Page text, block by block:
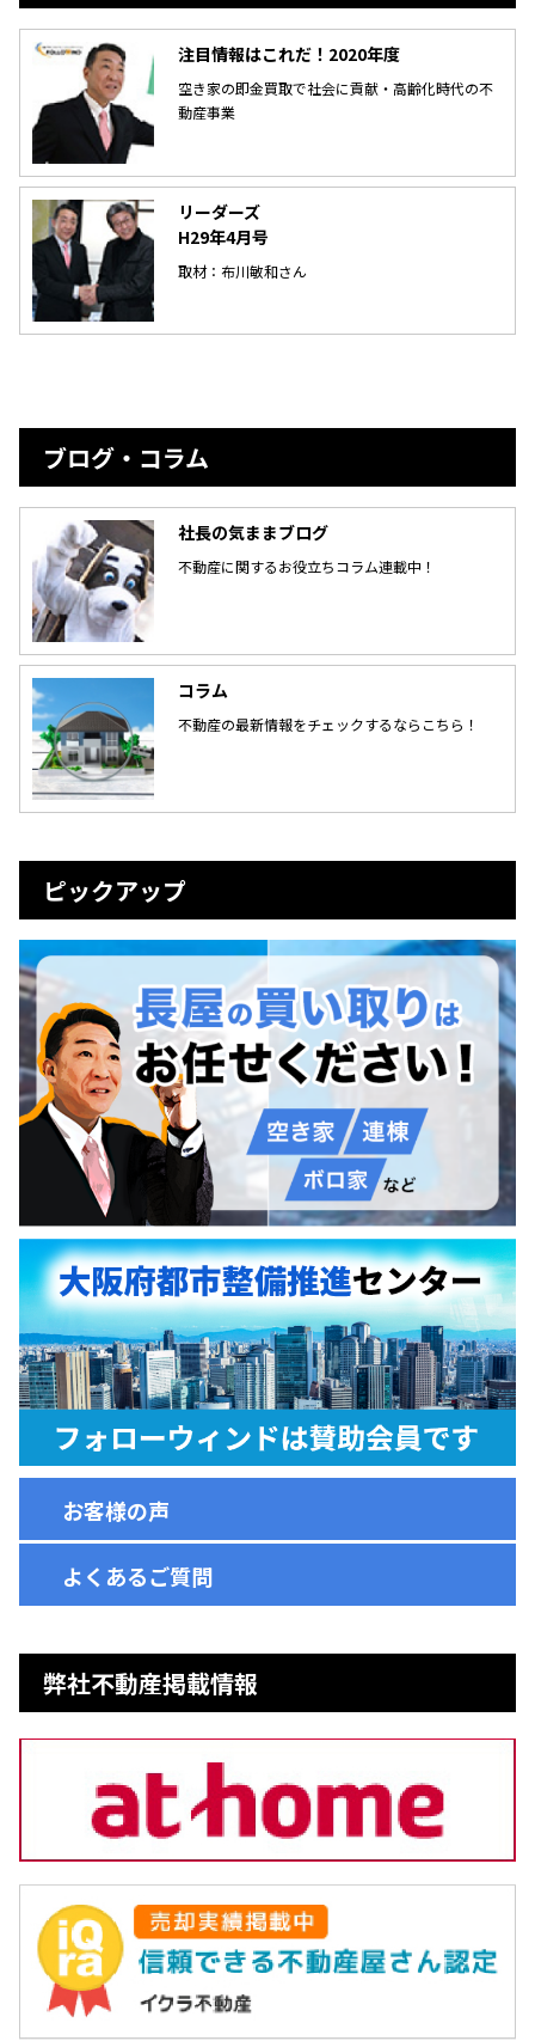
注目情報はこれだ！2020年度
空き家の即金買取で社会に貢献・高齢化時代の不
動産事業
リーダーズ
H29年4月号
取材：布川敏和さん
ブログ・コラム
社長の気ままブログ
不動産に関するお役立ちコラム連載中！
コラム
不動産の最新情報をチェックするならこちら！
ピックアップ
お客様の声
よくあるご質問
弊社不動産掲載情報